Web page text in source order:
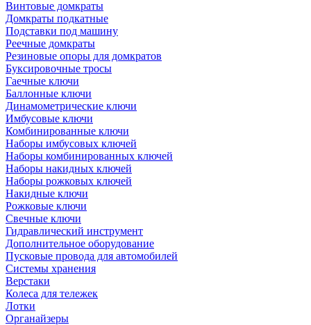
Винтовые домкраты
Домкраты подкатные
Подставки под машину
Реечные домкраты
Резиновые опоры для домкратов
Буксировочные тросы
Гаечные ключи
Баллонные ключи
Динамометрические ключи
Имбусовые ключи
Комбинированные ключи
Наборы имбусовых ключей
Наборы комбинированных ключей
Наборы накидных ключей
Наборы рожковых ключей
Накидные ключи
Рожковые ключи
Свечные ключи
Гидравлический инструмент
Дополнительное оборудование
Пусковые провода для автомобилей
Системы хранения
Верстаки
Колеса для тележек
Лотки
Органайзеры